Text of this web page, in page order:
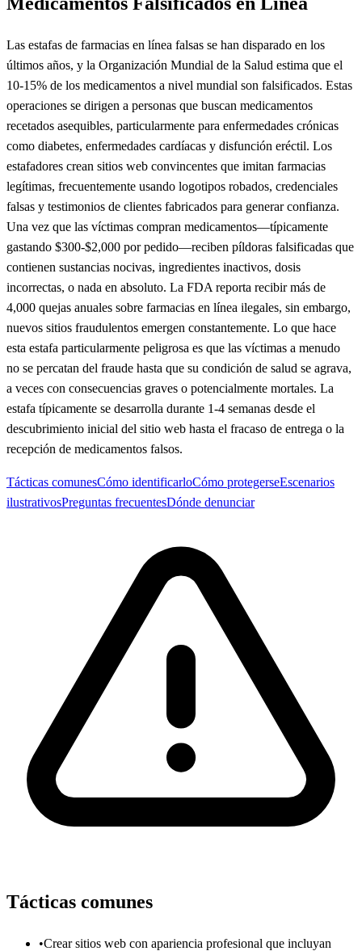
Las estafas de farmacias en línea falsas se han disparado en los
últimos años, y la Organización Mundial de la Salud estima que el
10-15% de los medicamentos a nivel mundial son falsificados. Estas
operaciones se dirigen a personas que buscan medicamentos
recetados asequibles, particularmente para enfermedades crónicas
como diabetes, enfermedades cardíacas y disfunción eréctil. Los
estafadores crean sitios web convincentes que imitan farmacias
legítimas, frecuentemente usando logotipos robados, credenciales
falsas y testimonios de clientes fabricados para generar confianza.
Una vez que las víctimas compran medicamentos—típicamente
gastando $300-$2,000 por pedido—reciben píldoras falsificadas que
contienen sustancias nocivas, ingredientes inactivos, dosis
incorrectas, o nada en absoluto. La FDA reporta recibir más de
4,000 quejas anuales sobre farmacias en línea ilegales, sin embargo,
nuevos sitios fraudulentos emergen constantemente. Lo que hace
esta estafa particularmente peligrosa es que las víctimas a menudo
no se percatan del fraude hasta que su condición de salud se agrava,
a veces con consecuencias graves o potencialmente mortales. La
estafa típicamente se desarrolla durante 1-4 semanas desde el
descubrimiento inicial del sitio web hasta el fracaso de entrega o la
recepción de medicamentos falsos.
Tácticas comunesCómo identificarloCómo protegerseEscenarios
ilustrativosPreguntas frecuentesDónde denunciar
Tácticas comunes
•Crear sitios web con apariencia profesional que incluyan